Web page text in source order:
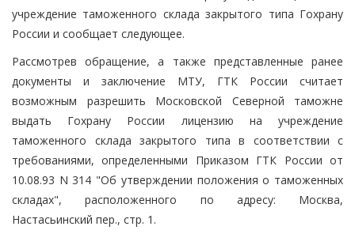
учреждение таможенного склада закрытого типа Гохрану
России и сообщает следующее.
Рассмотрев обращение, а также представленные ранее
документы и заключение МТУ, ГТК России считает
возможным разрешить Московской Северной таможне
выдать Гохрану России лицензию на учреждение
таможенного склада закрытого типа в соответствии с
требованиями, определенными Приказом ГТК России от
10.08.93 N 314 "Об утверждении положения о таможенных
складах", расположенного по адресу: Москва,
Настасьинский пер., стр. 1.